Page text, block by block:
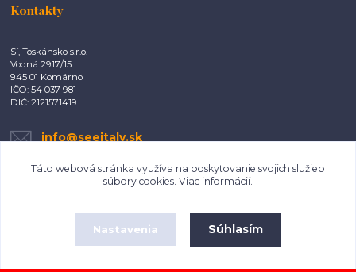
Kontakty
Sí, Toskánsko s.r.o.
Vodná 2917/15
945 01 Komárno
IČO: 54 037 981
DIČ: 2121571419
info@seeitaly.sk
Táto webová stránka využíva na poskytovanie svojich služieb
súbory cookies. Viac informácií.
Nastavenia Súhlasím